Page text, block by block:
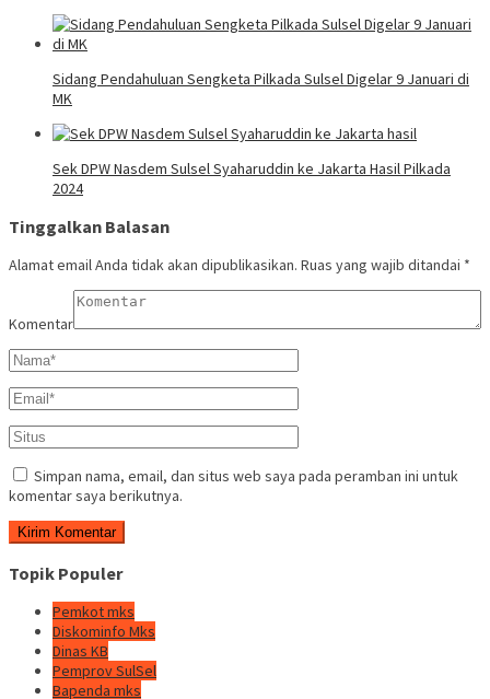
Sidang Pendahuluan Sengketa Pilkada Sulsel Digelar 9 Januari di
MK
Sek DPW Nasdem Sulsel Syaharuddin ke Jakarta Hasil Pilkada
2024
Tinggalkan Balasan
Alamat email Anda tidak akan dipublikasikan. Ruas yang wajib ditandai *
Komentar
Simpan nama, email, dan situs web saya pada peramban ini untuk
komentar saya berikutnya.
Topik Populer
Pemkot mks
Diskominfo Mks
Dinas KB
Pemprov SulSel
Bapenda mks